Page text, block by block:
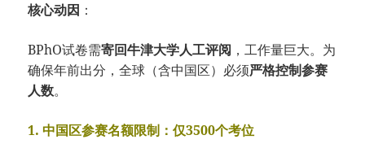
核心动因 ：
BPhO试卷需寄回牛津大学人工评阅 ，工作量巨大。为
确保年前出分，全球（含中国区）必须严格控制参赛
人数。
1. 中国区参赛名额限制：仅3500个考位